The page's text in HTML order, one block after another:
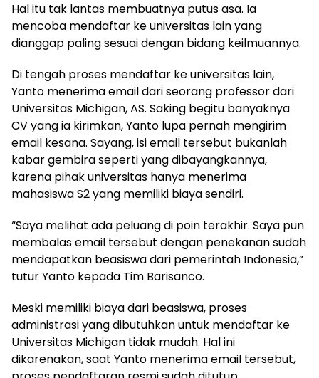
Hal itu tak lantas membuatnya putus asa. Ia
mencoba mendaftar ke universitas lain yang
dianggap paling sesuai dengan bidang keilmuannya.
Di tengah proses mendaftar ke universitas lain,
Yanto menerima email dari seorang professor dari
Universitas Michigan, AS. Saking begitu banyaknya
CV yang ia kirimkan, Yanto lupa pernah mengirim
email kesana. Sayang, isi email tersebut bukanlah
kabar gembira seperti yang dibayangkannya,
karena pihak universitas hanya menerima
mahasiswa S2 yang memiliki biaya sendiri.
“Saya melihat ada peluang di poin terakhir. Saya pun
membalas email tersebut dengan penekanan sudah
mendapatkan beasiswa dari pemerintah Indonesia,”
tutur Yanto kepada Tim Barisanco.
Meski memiliki biaya dari beasiswa, proses
administrasi yang dibutuhkan untuk mendaftar ke
Universitas Michigan tidak mudah. Hal ini
dikarenakan, saat Yanto menerima email tersebut,